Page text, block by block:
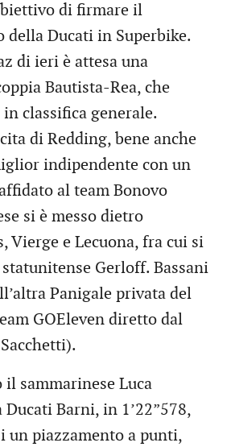
di firmare il
della Ducati in Superbike.
di ieri è attesa una
Bautista-Rea, che
classifica generale.
di Redding, bene anche
indipendente con un
al team Bonovo
si è messo dietro
Vierge e Lecuona, fra cui si
Gerloff. Bassani
Panigale privata del
GOEleven diretto dal
sammarinese Luca
Barni, in 1’22”578,
un piazzamento a punti,